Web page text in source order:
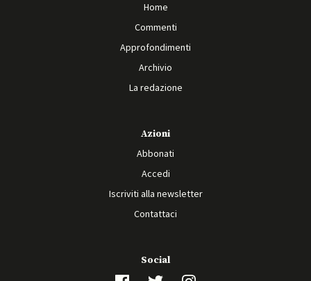
Home
Commenti
Approfondimenti
Archivio
La redazione
Azioni
Abbonati
Accedi
Iscriviti alla newsletter
Contattaci
Social